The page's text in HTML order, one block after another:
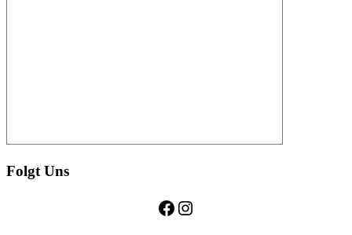
Folgt Uns
Facebook
Instagram